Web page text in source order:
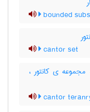
bounded
cantor set
ی کانتور ،
cantor